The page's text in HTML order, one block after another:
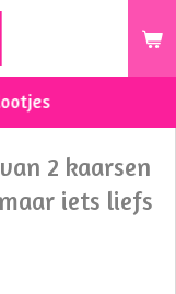
2 kaarsen
iets liefs